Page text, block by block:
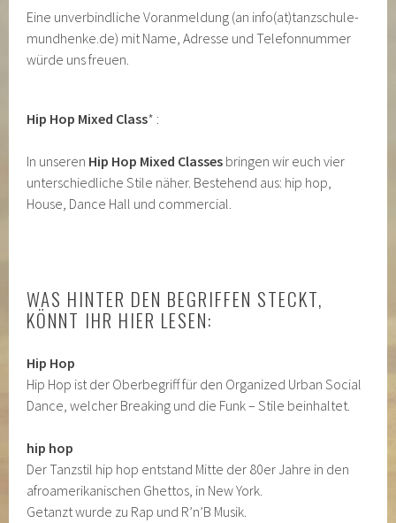
Eine unverbindliche Voranmeldung (an info(at)tanzschule-
mundhenke.de) mit Name, Adresse und Telefonnummer
würde uns freuen.
Hip Hop Mixed Class* :
In unseren Hip Hop Mixed Classes bringen wir euch vier
unterschiedliche Stile näher. Bestehend aus: hip hop,
House, Dance Hall und commercial.
WAS HINTER DEN BEGRIFFEN STECKT,
KÖNNT IHR HIER LESEN:
Hip Hop
Hip Hop ist der Oberbegriff für den Organized Urban Social
Dance, welcher Breaking und die Funk – Stile beinhaltet.
hip hop
Der Tanzstil hip hop entstand Mitte der 80er Jahre in den
afroamerikanischen Ghettos, in New York.
Getanzt wurde zu Rap und R’n’B Musik.